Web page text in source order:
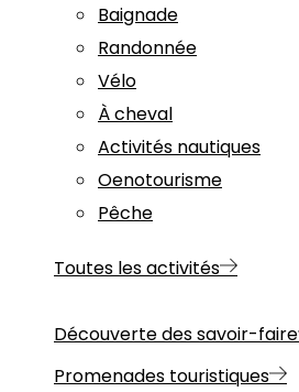
Baignade
Randonnée
Vélo
À cheval
Activités nautiques
Oenotourisme
Pêche
Toutes les activités
Découverte des savoir-faire
Promenades touristiques